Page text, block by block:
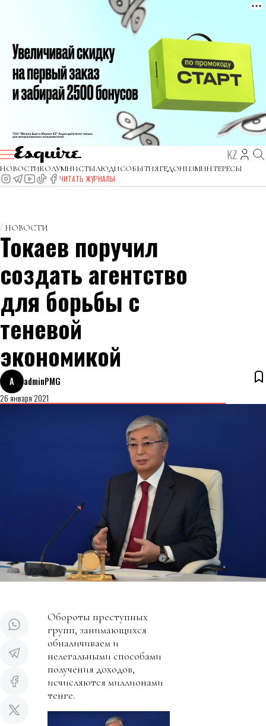
KZ
НОВОСТИКОЛУМНИСТЫЛЮДИСОБЫТИЯГЕДОНИЗМИНТЕРЕСЫ
ЧИТАТЬ ЖУРНАЛЫ
НОВОСТИ
Токаев поручил
создать агентство
для борьбы с
теневой
экономикой
A
adminPMG
26 января 2021
Обороты преступных
групп, занимающихся
обналичиваем и
нелегальными способами
получения доходов,
исчисляются миллионами
тенге.